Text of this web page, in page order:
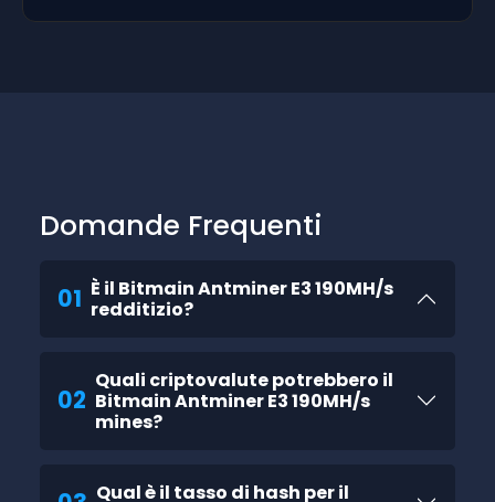
Domande Frequenti
01 È il Bitmain Antminer E3 190MH/s
redditizio?
02
Quali criptovalute potrebbero il
Bitmain Antminer E3 190MH/s
mines?
Qual è il tasso di hash per il